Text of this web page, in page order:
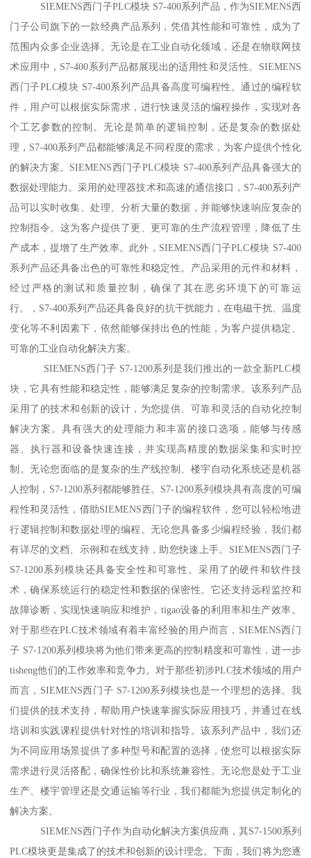
SIEMENS西门子PLC模块 S7-400系列产品，作为SIEMENS西
门子公司旗下的一款经典产品系列，凭借其性能和可靠性，成为了
范围内众多企业选择。无论是在工业自动化领域，还是在物联网技
术应用中，S7-400系列产品都展现出的适用性和灵活性。SIEMENS
西门子PLC模块 S7-400系列产品具备高度可编程性。通过的编程软
件，用户可以根据实际需求，进行快速灵活的编程操作，实现对各
个工艺参数的控制。无论是简单的逻辑控制，还是复杂的数据处
理，S7-400系列产品都能够满足不同程度的需求，为客户提供个性化
的解决方案。SIEMENS西门子PLC模块 S7-400系列产品具备强大的
数据处理能力。采用的处理器技术和高速的通信接口，S7-400系列产
品可以实时收集、处理、分析大量的数据，并能够快速响应复杂的
控制指令。这为客户提供了更、更可靠的生产流程管理，降低了生
产成本，提增了生产效率。此外，SIEMENS西门子PLC模块 S7-400
系列产品还具备出色的可靠性和稳定性。产品采用的元件和材料，
经过严格的测试和质量控制，确保了其在恶劣环境下的可靠运
行。，S7-400系列产品还具备良好的抗干扰能力，在电磁干扰、温度
变化等不利因素下，依然能够保持出色的性能，为客户提供稳定、
可靠的工业自动化解决方案。
SIEMENS西门子 S7-1200系列是我们推出的一款全新PLC模
块，它具有性能和稳定性，能够满足复杂的控制需求。该系列产品
采用了的技术和创新的设计，为您提供、可靠和灵活的自动化控制
解决方案。具有强大的处理能力和丰富的接口选项，能够与传感
器、执行器和设备快速连接，并实现高精度的数据采集和实时控
制。无论您面临的是复杂的生产线控制、楼宇自动化系统还是机器
人控制，S7-1200系列都能够胜任。S7-1200系列模块具有高度的可编
程性和灵活性，借助SIEMENS西门子的编程软件，您可以轻松地进
行逻辑控制和数据处理的编程。无论您具备多少编程经验，我们都
有详尽的文档、示例和在线支持，助您快速上手。SIEMENS西门子
S7-1200系列模块还具备安全性和可靠性。采用了的硬件和软件技
术，确保系统运行的稳定性和数据的保密性。它还支持远程监控和
故障诊断，实现快速响应和维护，tigao设备的利用率和生产效率。
对于那些在PLC技术领域有着丰富经验的用户而言，SIEMENS西门
子 S7-1200系列模块将为他们带来更高的控制精度和可靠性，进一步
tisheng他们的工作效率和竞争力。对于那些初涉PLC技术领域的用户
而言，SIEMENS西门子 S7-1200系列模块也是一个理想的选择。我
们提供的技术支持，帮助用户快速掌握实际应用技巧，并通过在线
培训和实践课程提供针对性的培训和指导。该系列产品中，我们还
为不同应用场景提供了多种型号和配置的选择，使您可以根据实际
需求进行灵活搭配，确保性价比和系统兼容性。无论您是处于工业
生产、楼宇管理还是交通运输等行业，我们都能为您提供定制化的
解决方案。
SIEMENS西门子作为自动化解决方案供应商，其S7-1500系列
PLC模块更是集成了的技术和创新的设计理念。下面，我们将为您逐